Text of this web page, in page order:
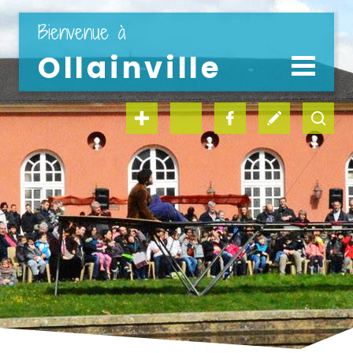
Bienvenue à
Ollainville
LA VILLELA MAIRIE
Découvrir la ville
Coordonnées et horaires
Le conseil municipal
Les commissions
Tarifs communaux
Expression politique
Les délégations
Offre d’emploi
Les services municipaux
" en 1 clic "
vie scolaire médiathèque
kiosque famille offres d’emploi